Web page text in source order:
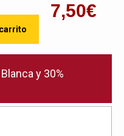
7,50€
y 30%